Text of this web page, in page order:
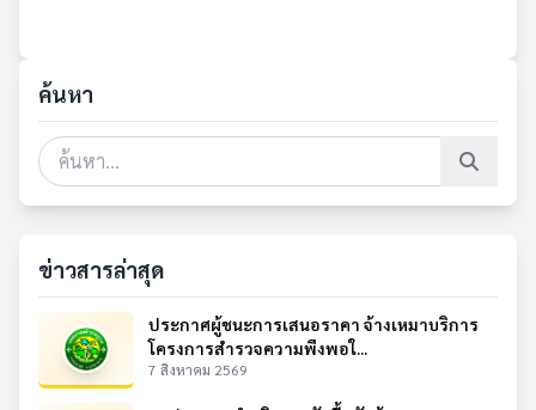
ค้นหา
ข่าวสารล่าสุด
ประกาศผู้ชนะการเสนอราคา จ้างเหมาบริการ
โครงการสำรวจความพึงพอใ...
7 สิงหาคม 2569